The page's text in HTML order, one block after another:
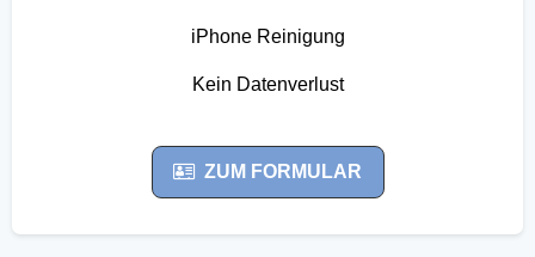
iPhone Reinigung
Kein Datenverlust
ZUM FORMULAR